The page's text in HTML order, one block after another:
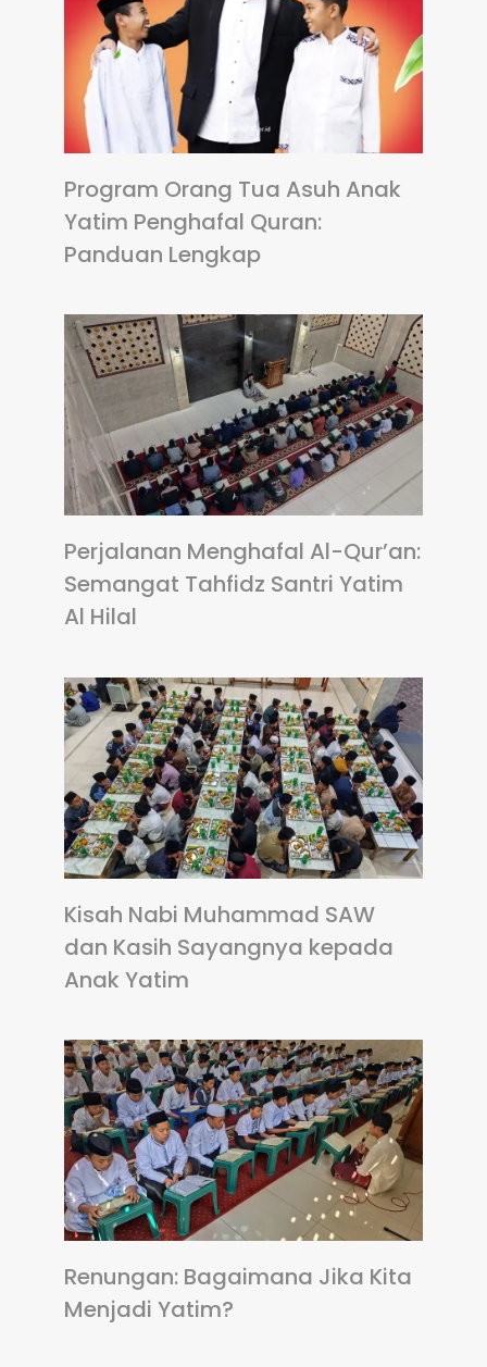
Program Orang Tua Asuh Anak
Yatim Penghafal Quran:
Panduan Lengkap
Perjalanan Menghafal Al-Qur’an:
Semangat Tahfidz Santri Yatim
Al Hilal
Kisah Nabi Muhammad SAW
dan Kasih Sayangnya kepada
Anak Yatim
Renungan: Bagaimana Jika Kita
Menjadi Yatim?